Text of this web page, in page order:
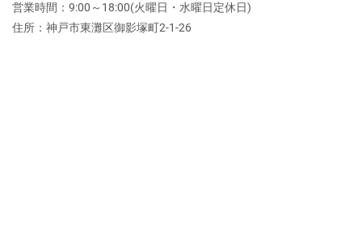
営業時間：9:00～18:00(火曜日・水曜日定休日)
住所：神戸市東灘区御影塚町2‐1‐26